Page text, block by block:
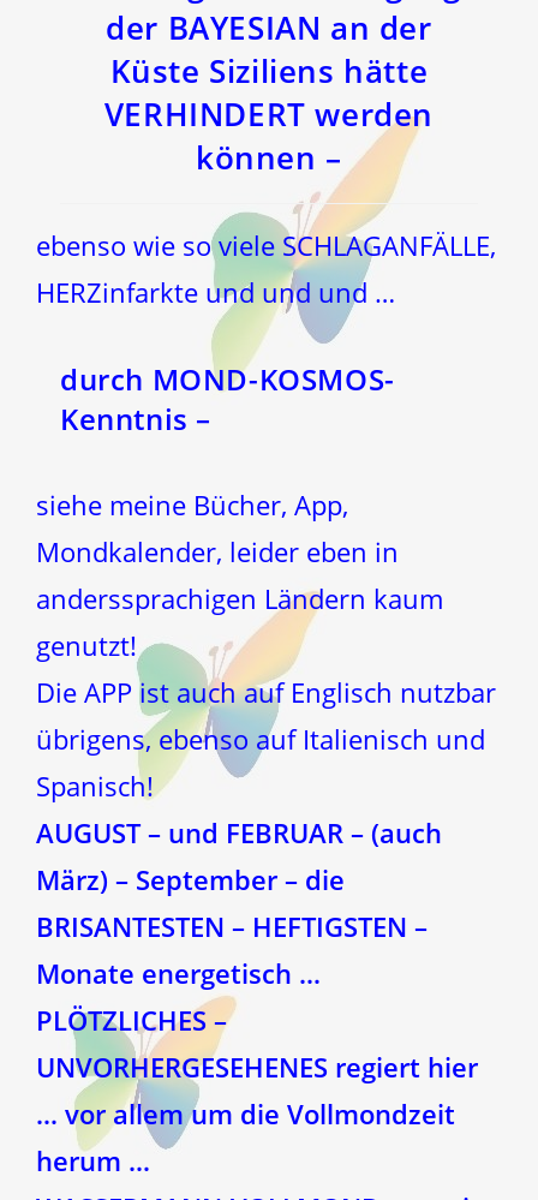
der BAYESIAN an der
Küste Siziliens hätte
VERHINDERT werden
können –
ebenso wie so viele SCHLAGANFÄLLE,
HERZinfarkte und und und …
durch MOND-KOSMOS-
Kenntnis –
siehe meine Bücher, App,
Mondkalender, leider eben in
anderssprachigen Ländern kaum
genutzt!
Die APP ist auch auf Englisch nutzbar
übrigens, ebenso auf Italienisch und
Spanisch!
AUGUST – und FEBRUAR – (auch
März) – September – die
BRISANTESTEN – HEFTIGSTEN –
Monate energetisch …
PLÖTZLICHES –
UNVORHERGESEHENES regiert hier
… vor allem um die Vollmondzeit
herum …